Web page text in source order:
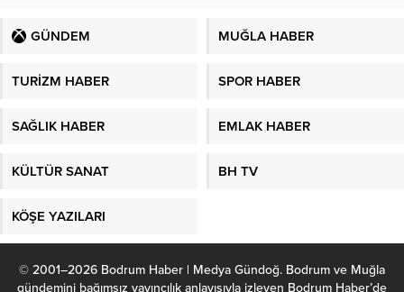
GÜNDEM MUĞLA HABER
TURİZM HABER SPOR HABER
SAĞLIK HABER EMLAK HABER
KÜLTÜR SANAT BH TV
KÖŞE YAZILARI
© 2001–2026 Bodrum Haber | Medya Gündoğ. Bodrum ve Muğla
gündemini bağımsız yayıncılık anlayışıyla izleyen Bodrum Haber’de